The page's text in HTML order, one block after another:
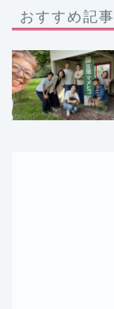
おすすめ記事